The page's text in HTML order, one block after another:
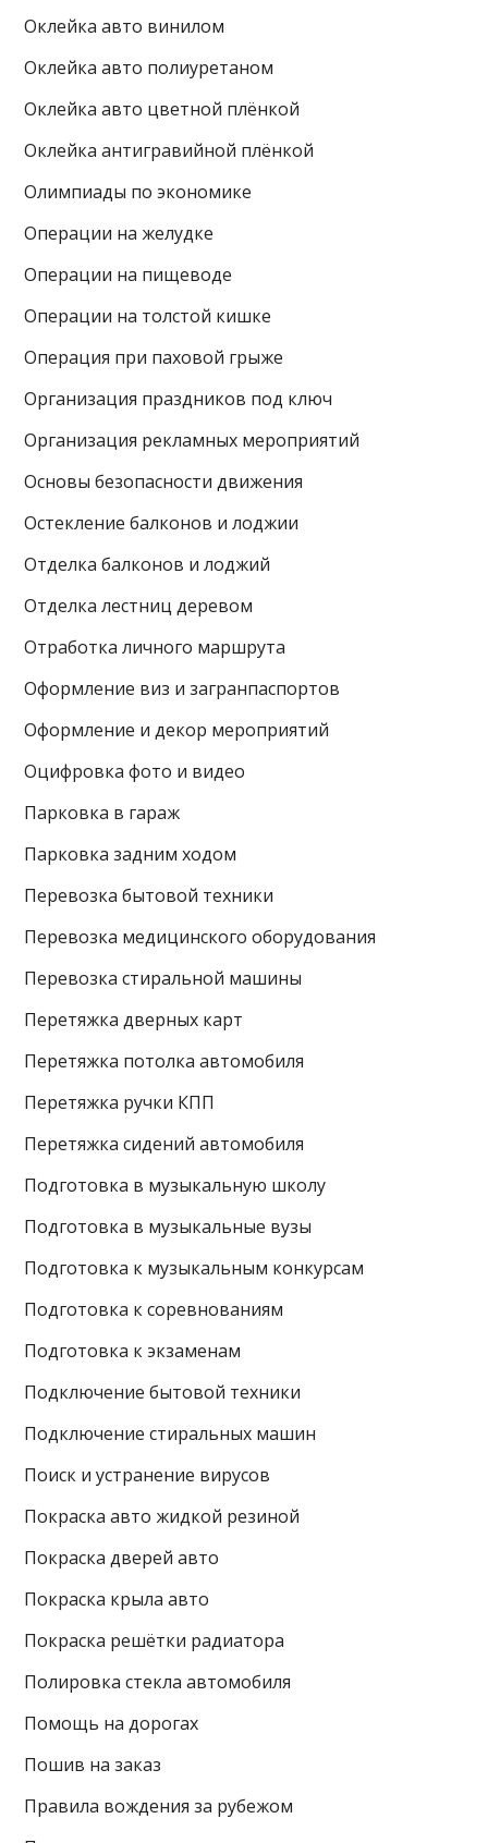
Оклейка авто винилом
Оклейка авто полиуретаном
Оклейка авто цветной плёнкой
Оклейка антигравийной плёнкой
Олимпиады по экономике
Операции на желудке
Операции на пищеводе
Операции на толстой кишке
Операция при паховой грыже
Организация праздников под ключ
Организация рекламных мероприятий
Основы безопасности движения
Остекление балконов и лоджии
Отделка балконов и лоджий
Отделка лестниц деревом
Отработка личного маршрута
Оформление виз и загранпаспортов
Оформление и декор мероприятий
Оцифровка фото и видео
Парковка в гараж
Парковка задним ходом
Перевозка бытовой техники
Перевозка медицинского оборудования
Перевозка стиральной машины
Перетяжка дверных карт
Перетяжка потолка автомобиля
Перетяжка ручки КПП
Перетяжка сидений автомобиля
Подготовка в музыкальную школу
Подготовка в музыкальные вузы
Подготовка к музыкальным конкурсам
Подготовка к соревнованиям
Подготовка к экзаменам
Подключение бытовой техники
Подключение стиральных машин
Поиск и устранение вирусов
Покраска авто жидкой резиной
Покраска дверей авто
Покраска крыла авто
Покраска решётки радиатора
Полировка стекла автомобиля
Помощь на дорогах
Пошив на заказ
Правила вождения за рубежом